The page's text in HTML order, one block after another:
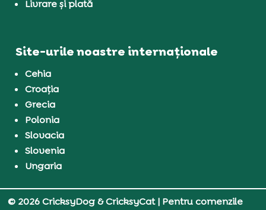
Livrare și plată
Site-urile noastre internaționale
Cehia
Croația
Grecia
Polonia
Slovacia
Slovenia
Ungaria
© 2026 CricksyDog & CricksyCat| Pentru comenzile